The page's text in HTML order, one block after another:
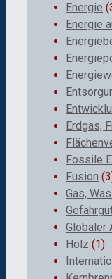
Energie
Energie
Erdgas,
Fossile
Fusion
Gas,
Globaler
Holz (1)